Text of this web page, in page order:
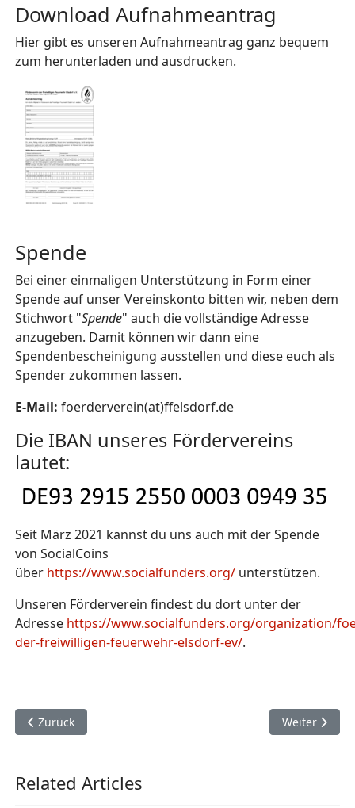
Download Aufnahmeantrag
Hier gibt es unseren Aufnahmeantrag ganz bequem
zum herunterladen und ausdrucken.
Spende
Bei einer einmaligen Unterstützung in Form einer
Spende auf unser Vereinskonto bitten wir, neben dem
Stichwort "Spende" auch die vollständige Adresse
anzugeben. Damit können wir dann eine
Spendenbescheinigung ausstellen und diese euch als
Spender zukommen lassen.
E-Mail: foerderverein(at)ffelsdorf.de
Die IBAN unseres Fördervereins
lautet:
Seit März 2021 kannst du uns auch mit der Spende
von SocialCoins
über https://www.socialfunders.org/ unterstützen.
Unseren Förderverein findest du dort unter der
Adresse https://www.socialfunders.org/organization/
der-freiwilligen-feuerwehr-elsdorf-ev/.
Vorheriger Beitrag: Einladung zur Mitgliederversammlung
Zurück Nächster
Weiter
Related Articles